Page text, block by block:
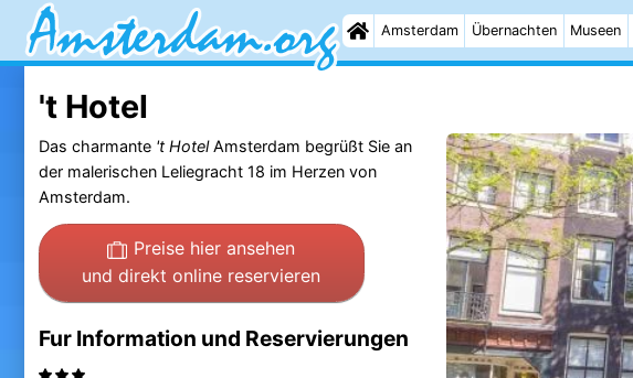
Amsterdam Übernachten Museen
't Hotel
Das charmante 't HotelAmsterdam begrüßt Sie an
der malerischen Leliegracht 18 im Herzen von
Amsterdam.
Preise hier ansehen
und direkt online reservieren
Fur Information und Reservierungen